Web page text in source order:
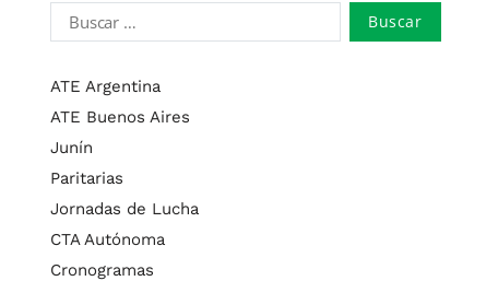
ATE Argentina
ATE Buenos Aires
Junín
Paritarias
Jornadas de Lucha
CTA Autónoma
Cronogramas